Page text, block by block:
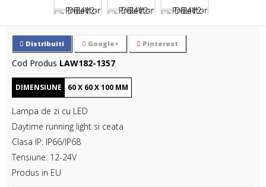
Distribuiti Google+ Pinterest
Cod Produs LAW182-1357
DIMENSIUNE 60X 60X100 MM
Lampa de zi cu LED
Daytime running light si ceata
Clasa IP: IP66/IP68
Tensiune: 12-24V
Produs in EU